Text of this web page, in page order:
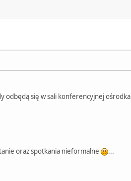
odbędą się w sali konferencyjnej ośrodka
oraz spotkania nieformalne
...